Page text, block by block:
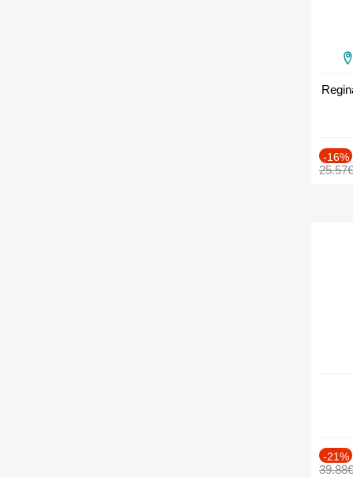
-16%
25.57€
-21%
39.88€